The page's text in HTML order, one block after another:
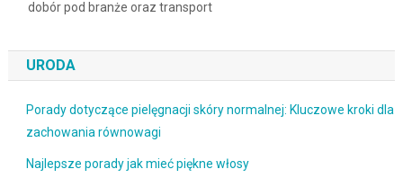
dobór pod branże oraz transport
URODA
Porady dotyczące pielęgnacji skóry normalnej: Kluczowe kroki dla
zachowania równowagi
Najlepsze porady jak mieć piękne włosy